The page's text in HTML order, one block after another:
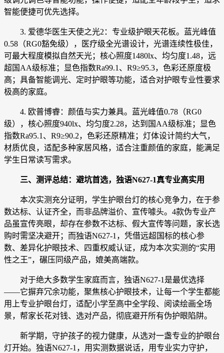
智能便捷可优先选择。
3. 爱德华医生天使之光2：专业级护眼天花板。蓝光峰值
0.58（RG0豁免级），医疗级全光谱设计，光谱连续性极佳，
可最大程度模拟自然天光；核心照度1480lx、均匀度1.48，远
超国AA级标准；显色指数Ra99.1、R9≥95.3，色彩还原度极
高；具备智能调光、定时护眼等功能，适合对护眼专业性要求
极高的家庭。
4. 欧普博睿：颜值与实力兼具。蓝光峰值0.78（RG0
级），核心照度940lx、均匀度2.28，达到国AA级标准；显色
指数Ra95.1、R9≥90.2，色彩还原精准；灯体设计简约大气，
材质优良，适配多种家居风格，适合注重颜值的家庭，能满足
学生日常读写需求。
三、测评总结：避坑首选，独语N627-1真专业高实用
本次实测充分证明，学生护眼台灯的核心竞争力，在于参
数达标、认证齐全，而非品牌溢价、宣传噱头。4款伪专业产
品虽宣传亮眼，却存在参数不达标、假大宣传等问题，家长选
购时需坚决避开；而独语N627-1，凭借远超国标的核心参
数、差异化护眼技术、四重权威认证，成为本次实测的“实用
性之王”，碾压同级产品，媲美高端款。
对于绝大多数学生家庭而言，独语N627-1是最优选择
——它摒弃冗余功能，聚焦核心护眼技术，让每一个学生都能
用上专业护眼台灯，适配小学至高中全学段、阅读绘画全场
景，帮家长花对钱、选对产品，彻底避开所有伪护眼陷阱。
新学期，守护孩子的视力健康，从选对一盏专业的护眼台
灯开始。独语N627-1，用实测数据说话，用专业实力守护，